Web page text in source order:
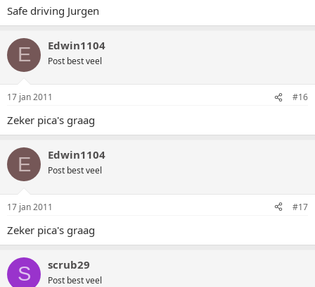
Safe driving Jurgen
E Edwin1104
Post best veel
17 jan 2011 #16
Zeker pica's graag
E Edwin1104
Post best veel
17 jan 2011 #17
Zeker pica's graag
S scrub29
Post best veel